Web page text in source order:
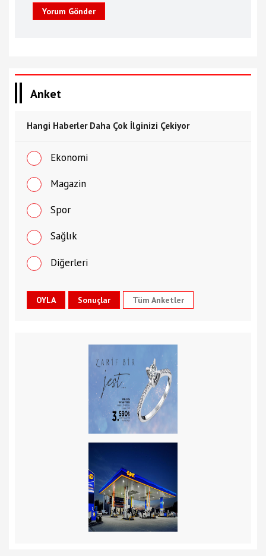
Yorum Gönder
Anket
Hangi Haberler Daha Çok İlginizi Çekiyor
Ekonomi
Magazin
Spor
Sağlık
Diğerleri
Tüm Anketler